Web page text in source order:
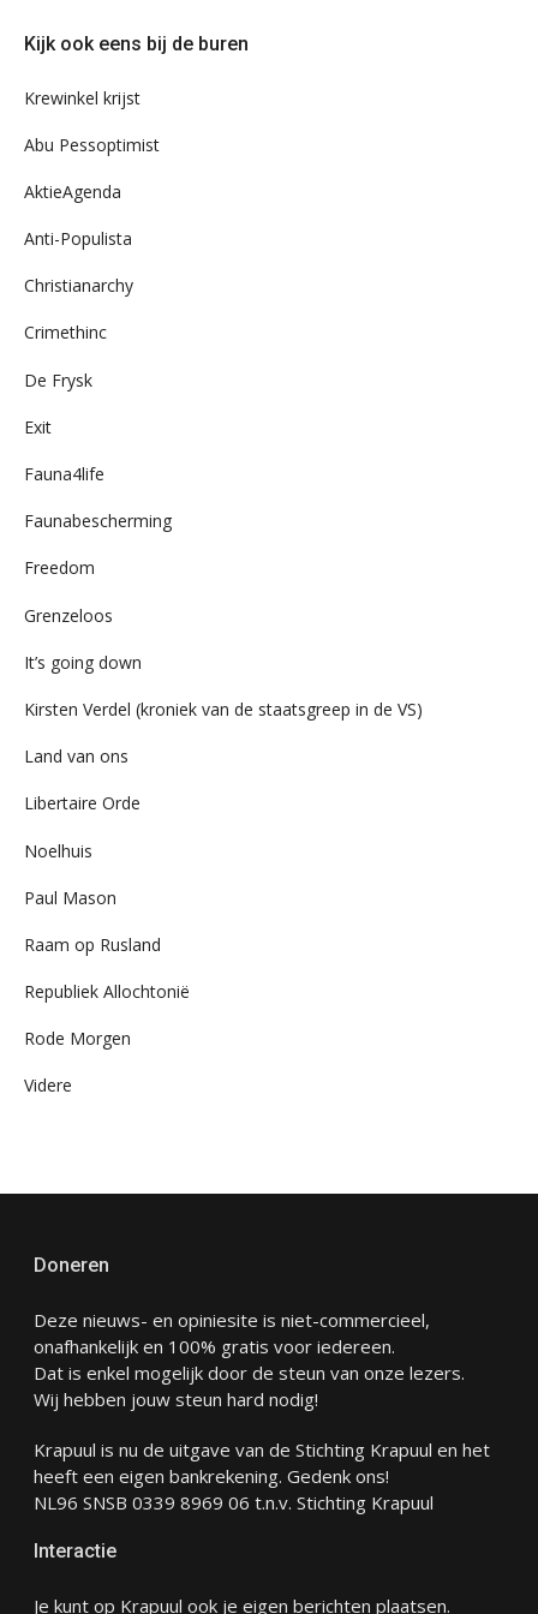
ons
Kijk ook eens bij de buren
Krewinkel krijst
Abu Pessoptimist
AktieAgenda
Anti-Populista
Christianarchy
Crimethinc
De Frysk
Exit
Fauna4life
Faunabescherming
Freedom
Grenzeloos
It’s going down
Kirsten Verdel (kroniek van de staatsgreep in de VS)
Land van ons
Libertaire Orde
Noelhuis
Paul Mason
Raam op Rusland
Republiek Allochtonië
Rode Morgen
Videre
Doneren
Deze nieuws- en opiniesite is niet-commercieel,
onafhankelijk en 100% gratis voor iedereen.
Dat is enkel mogelijk door de steun van onze lezers.
Wij hebben jouw steun hard nodig!
Krapuul is nu de uitgave van de Stichting Krapuul en het
heeft een eigen bankrekening. Gedenk ons!
NL96 SNSB 0339 8969 06 t.n.v. Stichting Krapuul
Interactie
Je kunt op Krapuul ook je eigen berichten plaatsen.